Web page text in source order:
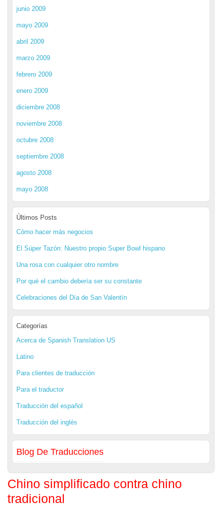
junio 2009
mayo 2009
abril 2009
marzo 2009
febrero 2009
enero 2009
diciembre 2008
noviembre 2008
octubre 2008
septiembre 2008
agosto 2008
mayo 2008
Últimos Posts
Cómo hacer más negocios
El Súper Tazón: Nuestro propio Super Bowl hispano
Una rosa con cualquier otro nombre
Por qué el cambio debería ser su constante
Celebraciones del Día de San Valentín
Categorías
Acerca de Spanish Translation US
Latino
Para clientes de traducción
Para el traductor
Traducción del español
Traducción del inglés
Blog De Traducciones
Chino simplificado contra chino
tradicional